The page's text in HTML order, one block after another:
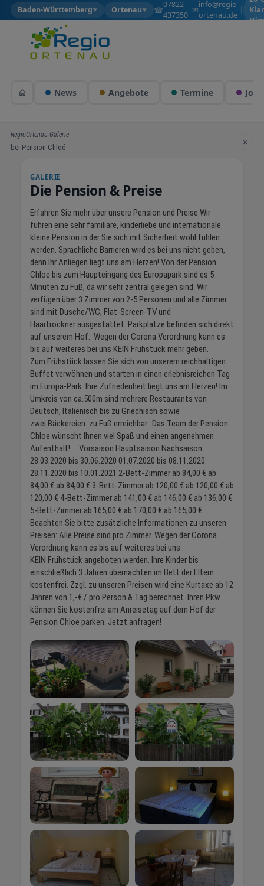
Baden-Württemberg▼ Ortenau▼ ☎07822-
437350
| ✉info@regio-
ortenau.de
|
News Angebote Termine Jobs
RegioOrtenau Galerie
bei Pension Chloé ×
GALERIE
Die Pension & Preise
Erfahren Sie mehr über unsere Pension und Preise Wir
führen eine sehr familiäre, kinderliebe und internationale
kleine Pension in der Sie sich mit Sicherheit wohl fühlen
werden. Sprachliche Barrieren wird es bei uns nicht geben,
denn Ihr Anliegen liegt uns am Herzen! Von der Pension
Chloe bis zum Haupteingang des Europapark sind es 5
Minuten zu Fuß, da wir sehr zentral gelegen sind. Wir
verfügen über 3 Zimmer von 2-5 Personen und alle Zimmer
sind mit Dusche/WC, Flat-Screen-TV und
Haartrockner ausgestattet. Parkplätze befinden sich direkt
auf unserem Hof. Wegen der Corona Verordnung kann es
bis auf weiteres bei uns KEIN Frühstück mehr geben.
Zum Frühstück lassen Sie sich von unserem reichhaltigen
Buffet verwöhnen und starten in einen erlebnisreichen Tag
im Europa-Park. Ihre Zufriedenheit liegt uns am Herzen! Im
Umkreis von ca.500m sind mehrere Restaurants von
Deutsch, Italienisch bis zu Griechisch sowie
zwei Bäckereien zu Fuß erreichbar. Das Team der Pension
Chloe wünscht Ihnen viel Spaß und einen angenehmen
Aufenthalt! Vorsaison Hauptsaison Nachsaison
28.03.2020 bis 30.06.2020 01.07.2020 bis 08.11.2020
28.11.2020 bis 10.01.2021 2-Bett-Zimmer ab 84,00 € ab
84,00 € ab 84,00 € 3-Bett-Zimmer ab 120,00 € ab 120,00 € ab
120,00 € 4-Bett-Zimmer ab 141,00 € ab 146,00 € ab 136,00 €
5-Bett-Zimmer ab 165,00 € ab 170,00 € ab 165,00 €
Beachten Sie bitte zusätzliche Informationen zu unseren
Preisen: Alle Preise sind pro Zimmer. Wegen der Corona
Verordnung kann es bis auf weiteres bei uns
KEIN Frühstück angeboten werden. Ihre Kinder bis
einschließlich 3 Jahren übernachten im Bett der Eltern
kostenfrei. Zzgl. zu unseren Preisen wird eine Kurtaxe ab 12
Jahren von 1,-€ / pro Person & Tag berechnet. Ihren Pkw
können Sie kostenfrei am Anreisetag auf dem Hof der
Pension Chloe parken. Jetzt anfragen!